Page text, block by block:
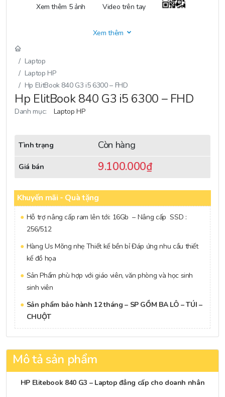
Xem thêm 5 ảnh Video trên tay
Xem thêm
Laptop
Laptop HP
Hp ElitBook 840 G3 i5 6300 – FHD
Hp ElitBook 840 G3 i5 6300 – FHD
Danh mục: Laptop HP
Tình trạng Còn hàng
Giá bán 9.100.000₫
Khuyến mãi - Quà tặng
Hỗ trợ nâng cấp ram lên tới: 16Gb – Nâng cấp SSD :
256/512
Hàng Us Mõng nhẹ Thiết kế bền bỉ Đáp ứng nhu cầu thiết
kế đồ họa
Sản Phẩm phù hợp với giáo viên, văn phòng và học sinh
sinh viên
Sản phẩm bảo hành 12 tháng – SP GỒM BA LÔ – TÚI –
CHUỘT
Mô tả sản phẩm
HP Elitebook 840 G3 – Laptop đẳng cấp cho doanh nhân